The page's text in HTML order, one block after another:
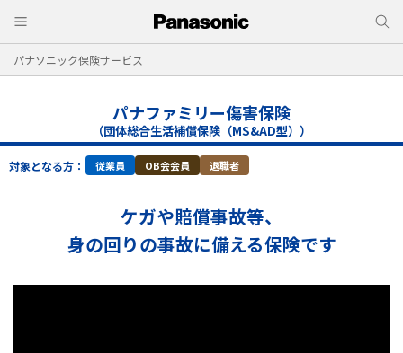
パナソニック保険サービス
パナファミリー傷害保険
（団体総合生活補償保険（MS&AD型））
対象となる方： 従業員 OB会会員 退職者
ケガや賠償事故等、
身の回りの事故に備える保険です